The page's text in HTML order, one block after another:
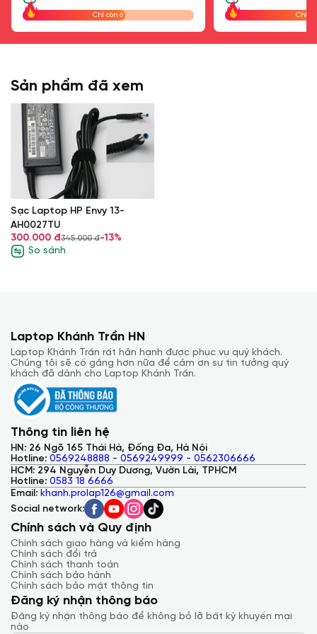
Chỉ còn 6 Chỉ
Sản phẩm đã xem
Sạc Laptop HP Envy 13-
AH0027TU
300.000 đ345.000 đ-13%
So sánh
Laptop Khánh Trần HN
Laptop Khánh Trần rất hân hạnh được phục vụ quý khách.
Chúng tôi sẽ cố gắng hơn nữa để cảm ơn sự tin tưởng quý
khách đã dành cho Laptop Khánh Trần.
Thông tin liên hệ
HN: 26 Ngõ 165 Thái Hà, Đống Đa, Hà Nội
Hotline: 0569248888 - 0569249999 - 0562306666
HCM: 294 Nguyễn Duy Dương, Vườn Lài, TPHCM
Hotline: 0583 18 6666
Email: khanh.prolap126@gmail.com
Social network:
Chính sách và Quy định
Chính sách giao hàng và kiểm hàng
Chính sách đổi trả
Chính sách thanh toán
Chính sách bảo hành
Chính sách bảo mật thông tin
Đăng ký nhận thông báo
Đăng ký nhận thông báo để không bỏ lỡ bất kỳ khuyến mại
nào